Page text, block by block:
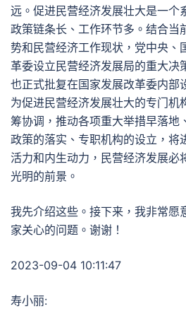
远。促进民营经济发展壮大是一个
政策链条长、工作环节多。结合当
势和民营经济工作现状，党中央、
革委设立民营经济发展局的重大决
也正式批复在国家发展改革委内部
为促进民营经济发展壮大的专门机
筹协调，推动各项重大举措早落地
政策的落实、专职机构的设立，将
活力和内生动力，民营经济发展必
光明的前景。
我先介绍这些。接下来，我非常愿
家关心的问题。谢谢！
2023-09-04 10:11:47
寿小丽: